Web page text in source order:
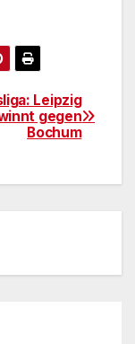
Leipzig
gegen
Bochum